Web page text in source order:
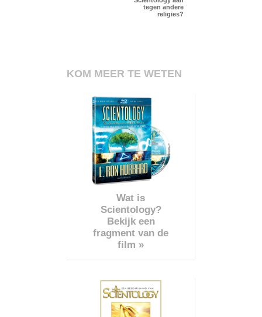
tegen andere
religies?
KOM MEER TE WETEN
Wat is
Scientology?
Bekijk een
fragment van de
film »